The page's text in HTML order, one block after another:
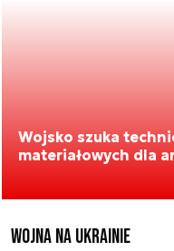
Wojsko szuka
materiałowych dla
Wojna na Ukrainie